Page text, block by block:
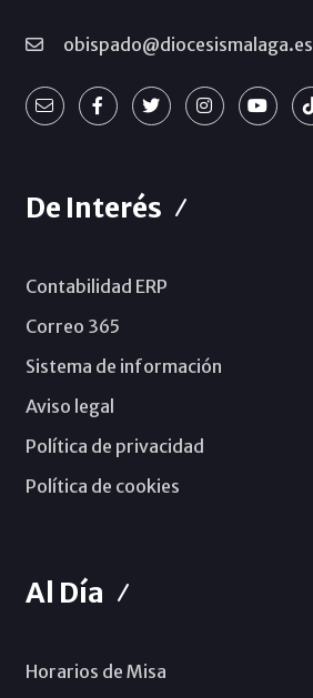
obispado@diocesismalaga.es
De Interés
Contabilidad ERP
Correo 365
Sistema de información
Aviso legal
Política de privacidad
Política de cookies
Al Día
Horarios de Misa